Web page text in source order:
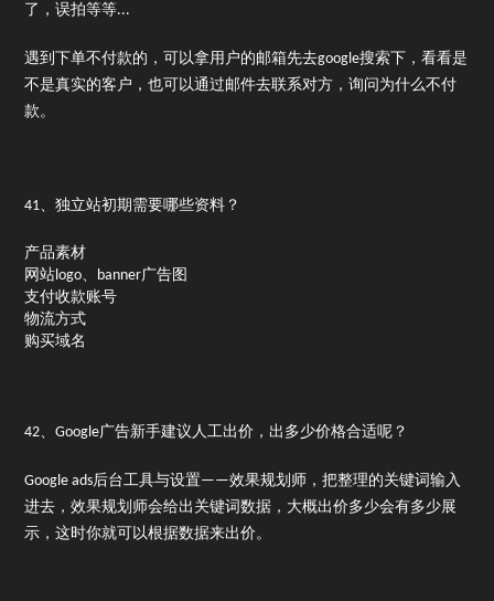
了，误拍等等...
遇到下单不付款的，可以拿用户的邮箱先去google搜索下，看看是
不是真实的客户，也可以通过邮件去联系对方，询问为什么不付
款。
41、独立站初期需要哪些资料？
产品素材
网站logo、banner广告图
支付收款账号
物流方式
购买域名
42、Google广告新手建议人工出价，出多少价格合适呢？
Google ads后台工具与设置——效果规划师，把整理的关键词输入
进去，效果规划师会给出关键词数据，大概出价多少会有多少展
示，这时你就可以根据数据来出价。